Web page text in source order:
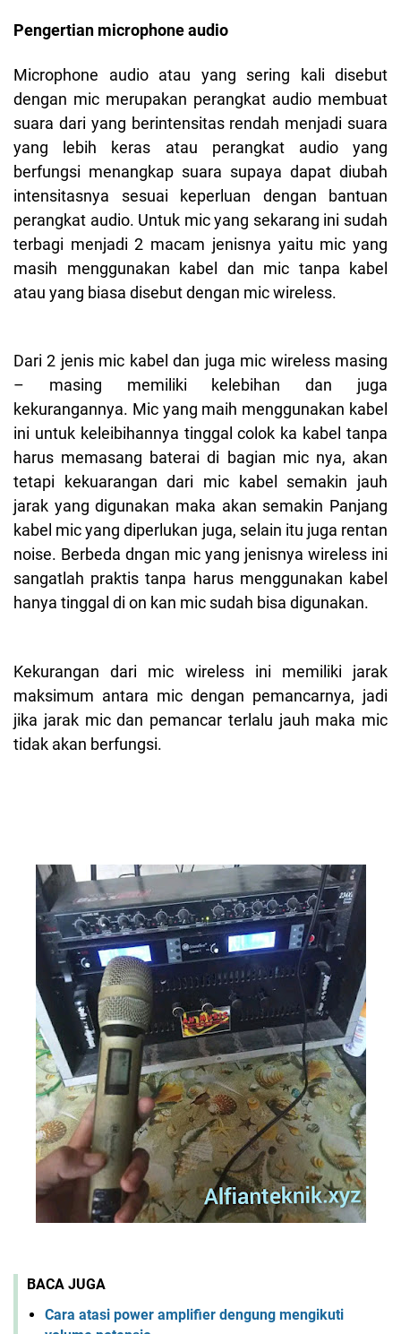
Pengertian microphone audio
Microphone audio atau yang sering kali disebut
dengan mic merupakan perangkat audio membuat
suara dari yang berintensitas rendah menjadi suara
yang lebih keras atau perangkat audio yang
berfungsi menangkap suara supaya dapat diubah
intensitasnya sesuai keperluan dengan bantuan
perangkat audio. Untuk mic yang sekarang ini sudah
terbagi menjadi 2 macam jenisnya yaitu mic yang
masih menggunakan kabel dan mic tanpa kabel
atau yang biasa disebut dengan mic wireless.
Dari 2 jenis mic kabel dan juga mic wireless masing
– masing memiliki kelebihan dan juga
kekurangannya. Mic yang maih menggunakan kabel
ini untuk keleibihannya tinggal colok ka kabel tanpa
harus memasang baterai di bagian mic nya, akan
tetapi kekuarangan dari mic kabel semakin jauh
jarak yang digunakan maka akan semakin Panjang
kabel mic yang diperlukan juga, selain itu juga rentan
noise. Berbeda dngan mic yang jenisnya wireless ini
sangatlah praktis tanpa harus menggunakan kabel
hanya tinggal di on kan mic sudah bisa digunakan.
Kekurangan dari mic wireless ini memiliki jarak
maksimum antara mic dengan pemancarnya, jadi
jika jarak mic dan pemancar terlalu jauh maka mic
tidak akan berfungsi.
BACA JUGA
Cara atasi power amplifier dengung mengikuti